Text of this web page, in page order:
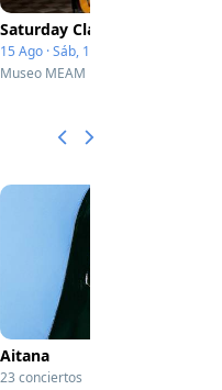
15 Ago · Sáb, 18:00
Aitana
23 conciertos